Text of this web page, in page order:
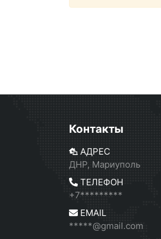
Контакты
АДРЕС
ДНР, Мариуполь
ТЕЛЕФОН
+7*********
EMAIL
*****@gmail.com